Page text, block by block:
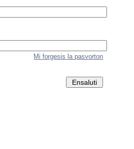
Mi forgesis la pasvorton